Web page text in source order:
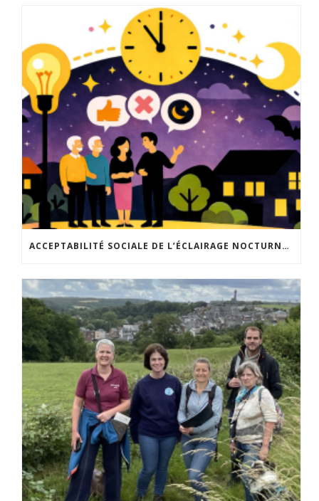
ACCEPTABILITÉ SOCIALE DE L’ÉCLAIRAGE NOCTURNE : LE REPLAY EST DISPONIBLE